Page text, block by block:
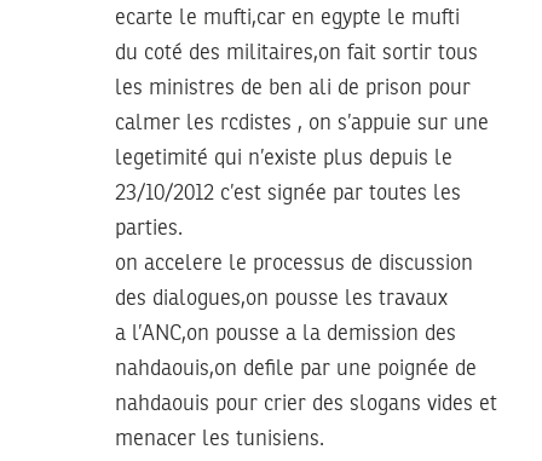
ecarte le mufti,car en egypte le mufti
du coté des militaires,on fait sortir tous
les ministres de ben ali de prison pour
calmer les rcdistes , on s’appuie sur une
legetimité qui n’existe plus depuis le
23/10/2012 c’est signée par toutes les
parties.
on accelere le processus de discussion
des dialogues,on pousse les travaux
a l’ANC,on pousse a la demission des
nahdaouis,on defile par une poignée de
nahdaouis pour crier des slogans vides et
menacer les tunisiens.